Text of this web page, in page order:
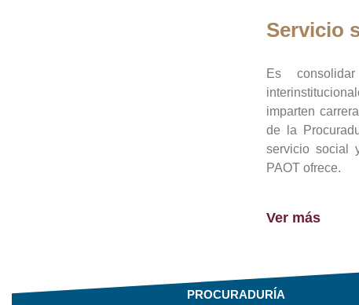
Servicio
Es
imparten
de la
servicio social
PAOT ofrece.
Ver más
PROCURADURÍA